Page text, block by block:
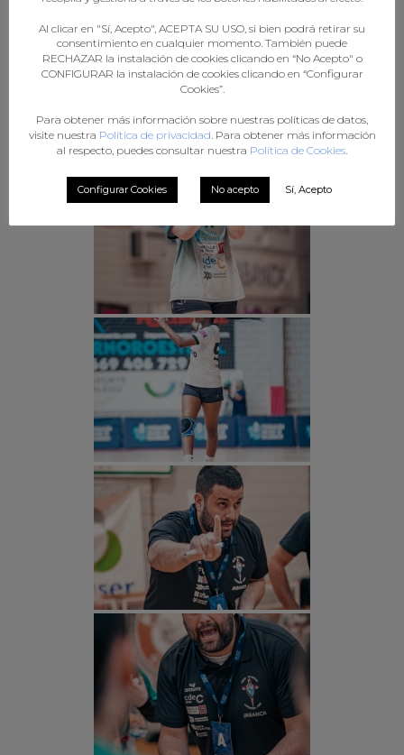
Al clicar en "Sí, Acepto", ACEPTA SU USO, si bien podrá retirar su
consentimiento en cualquier momento. También puede
RECHAZAR la instalación de cookies clicando en “No Acepto" o
CONFIGURAR la instalación de cookies clicando en “Configurar
Cookies”.
Para obtener más información sobre nuestras políticas de datos,
visite nuestra Política de privacidad . Para obtener más información
al respecto, puedes consultar nuestra Política de Cookies
Configurar Cookies No acepto Sí, Acepto